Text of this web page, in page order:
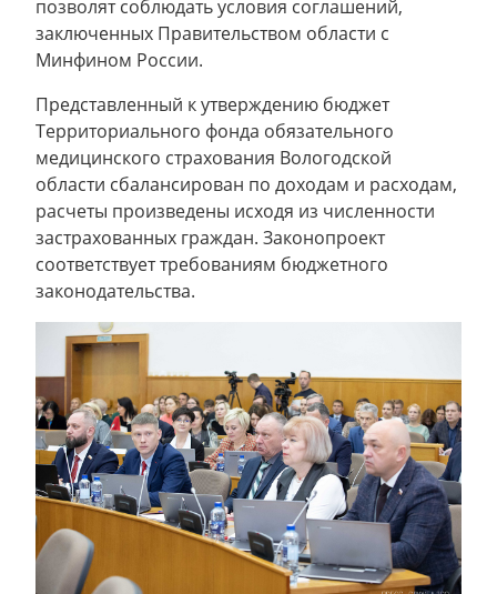
позволят соблюдать условия соглашений,
заключенных Правительством области с
Минфином России.
Представленный к утверждению бюджет
Территориального фонда обязательного
медицинского страхования Вологодской
области сбалансирован по доходам и расходам,
расчеты произведены исходя из численности
застрахованных граждан. Законопроект
соответствует требованиям бюджетного
законодательства.